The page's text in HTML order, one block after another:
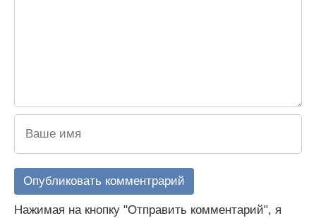
Нажимая на кнопку "Отправить комментарий", я